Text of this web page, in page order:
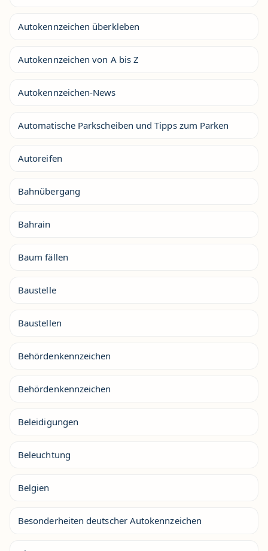
Autokennzeichen überkleben
Autokennzeichen von A bis Z
Autokennzeichen-News
Automatische Parkscheiben und Tipps zum Parken
Autoreifen
Bahnübergang
Bahrain
Baum fällen
Baustelle
Baustellen
Behördenkennzeichen
Behördenkennzeichen
Beleidigungen
Beleuchtung
Belgien
Besonderheiten deutscher Autokennzeichen